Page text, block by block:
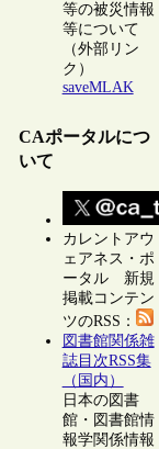
等の被災情報
等について
（外部リン
ク）
saveMLAK
CAポータルにつ
いて
カレントアウ
ェアネス・ポ
ータル 新規
掲載コンテン
ツのRSS：
図書館関係雑
誌目次RSS集
（国内）
日本の図書
館・図書館情
報学関係情報